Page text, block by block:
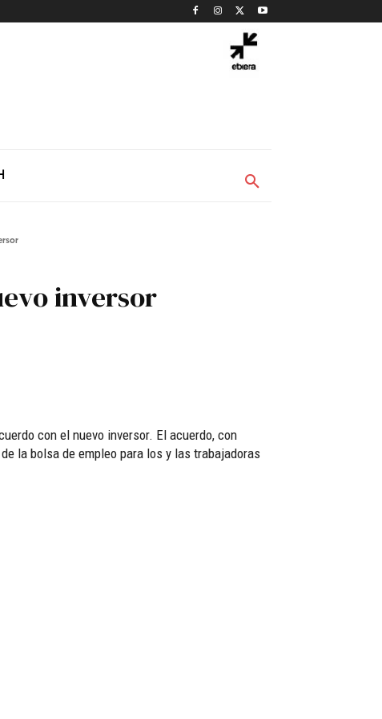
inversor
con el nuevo inversor. El acuerdo, con
la bolsa de empleo para los y las trabajadoras